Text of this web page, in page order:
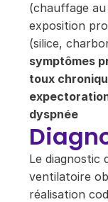
(chauffage
exposition
(silice,
symptômes
toux
dyspnée
Le diagnostic
ventilatoire
réalisation